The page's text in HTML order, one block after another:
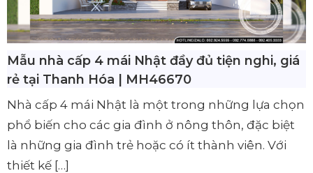
Mẫu nhà cấp 4 mái Nhật đầy đủ tiện nghi, giá
rẻ tại Thanh Hóa | MH46670
Nhà cấp 4 mái Nhật là một trong những lựa chọn
phổ biến cho các gia đình ở nông thôn, đặc biệt
là những gia đình trẻ hoặc có ít thành viên. Với
thiết kế […]